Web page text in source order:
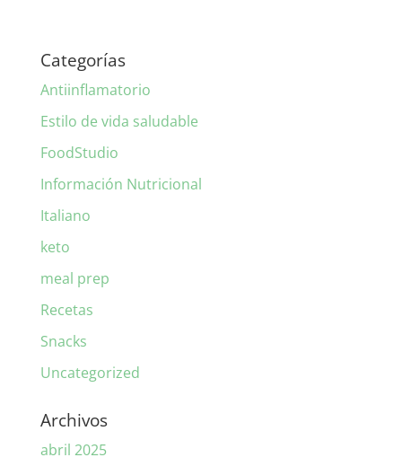
Categorías
Antiinflamatorio
Estilo de vida saludable
FoodStudio
Información Nutricional
Italiano
keto
meal prep
Recetas
Snacks
Uncategorized
Archivos
abril 2025